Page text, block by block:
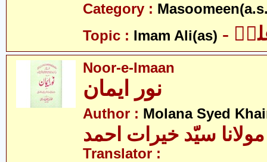
Category :
Topic : Imam Ali(as)
Noor-e-Imaan
نور ایمان
Author : Molana Syed
مولانا سیّد خیرات احمد
Translator :